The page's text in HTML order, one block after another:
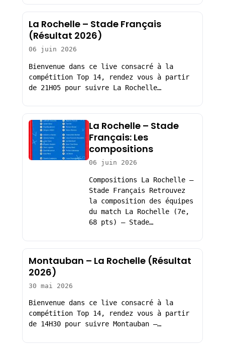
La Rochelle – Stade Français
(Résultat 2026)
06 juin 2026
Bienvenue dans ce live consacré à la
compétition Top 14, rendez vous à partir
de 21H05 pour suivre La Rochelle…
La Rochelle – Stade
Français: Les
compositions
06 juin 2026
Compositions La Rochelle –
Stade Français Retrouvez
la composition des équipes
du match La Rochelle (7e,
68 pts) – Stade…
Montauban – La Rochelle (Résultat
2026)
30 mai 2026
Bienvenue dans ce live consacré à la
compétition Top 14, rendez vous à partir
de 14H30 pour suivre Montauban –…